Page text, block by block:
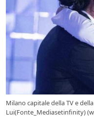
Milano capitale della TV e
Lui(Fonte_Mediasetinfinity)